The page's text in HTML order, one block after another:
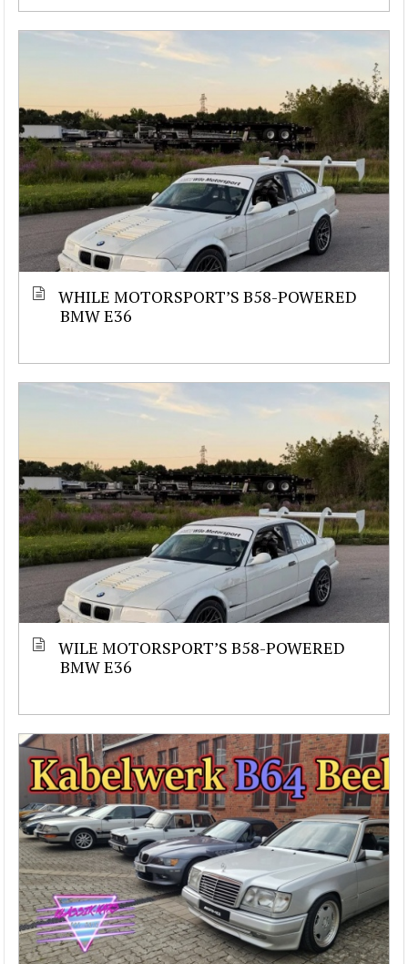
WHILE MOTORSPORT’S B58-POWERED
BMW E36
WILE MOTORSPORT’S B58-POWERED
BMW E36